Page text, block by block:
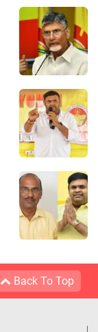
Back To Top